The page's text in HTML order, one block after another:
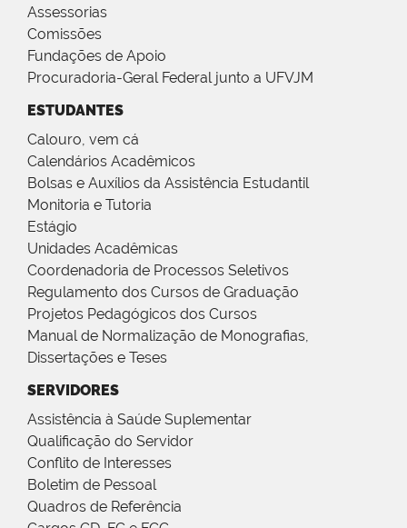
Assessorias
Comissões
Fundações de Apoio
Procuradoria-Geral Federal junto a UFVJM
ESTUDANTES
Calouro, vem cá
Calendários Acadêmicos
Bolsas e Auxílios da Assistência Estudantil
Monitoria e Tutoria
Estágio
Unidades Acadêmicas
Coordenadoria de Processos Seletivos
Regulamento dos Cursos de Graduação
Projetos Pedagógicos dos Cursos
Manual de Normalização de Monografias,
Dissertações e Teses
SERVIDORES
Assistência à Saúde Suplementar
Qualificação do Servidor
Conflito de Interesses
Boletim de Pessoal
Quadros de Referência